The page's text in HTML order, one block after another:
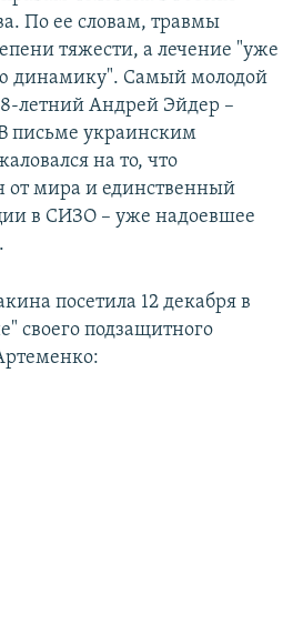
По ее словам, травмы
тяжести, а лечение "уже
динамику". Самый молодой
летний Андрей Эйдер –
письме украинским
на то, что
от мира и единственный
в СИЗО – уже надоевшее
посетила 12 декабря в
своего подзащитного